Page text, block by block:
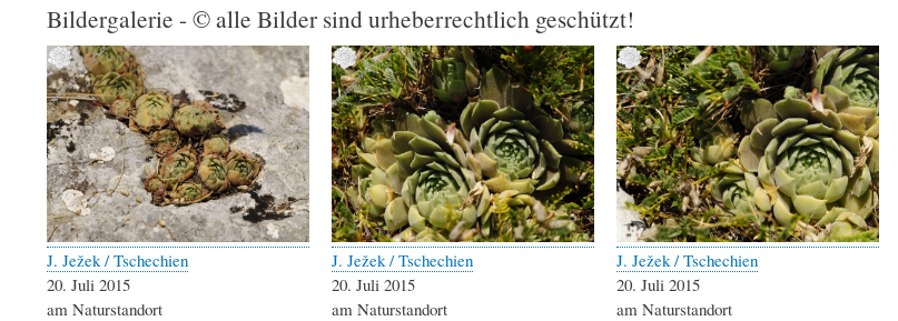
Bildergalerie - © alle Bilder sind urheberrechtlich geschützt!
J. Ježek / Tschechien
20. Juli 2015
am Naturstandort
J. Ježek / Tschechien
20. Juli 2015
am Naturstandort
J. Ježek / Tschechien
20. Juli 2015
am Naturstandort